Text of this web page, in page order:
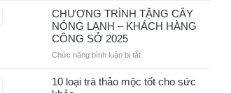
BIẾT
LAVIE
CHÍNH
CHƯƠNG TRÌNH TẶNG CÂY
NÓNG LẠNH – KHÁCH HÀNG
CÔNG SỞ 2025
Chức năng bình luận bị tắtở
TRÌNH
10 loại trà thảo mộc tốt cho sức